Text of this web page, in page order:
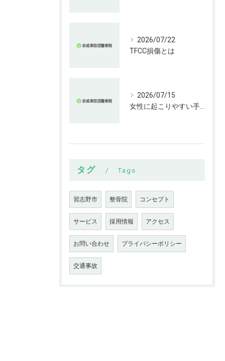
2026/07/22
TFCC損傷とは
2026/07/15
タグ Tags
習志野市 整骨院 コンセプト
サービス 採用情報 アクセス
お問い合わせ プライバシーポリシー
交通事故